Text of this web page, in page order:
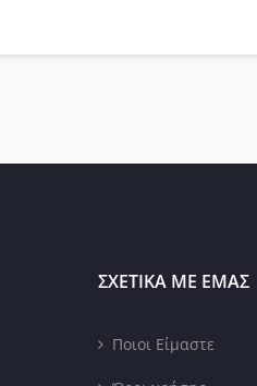
ΣΧΕΤΙΚΑ ΜΕ ΕΜΑΣ
Ποιοι Είμαστε